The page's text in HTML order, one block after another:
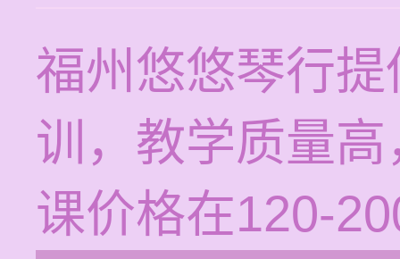
福州悠悠琴行
训，教学质量
课价格在120-